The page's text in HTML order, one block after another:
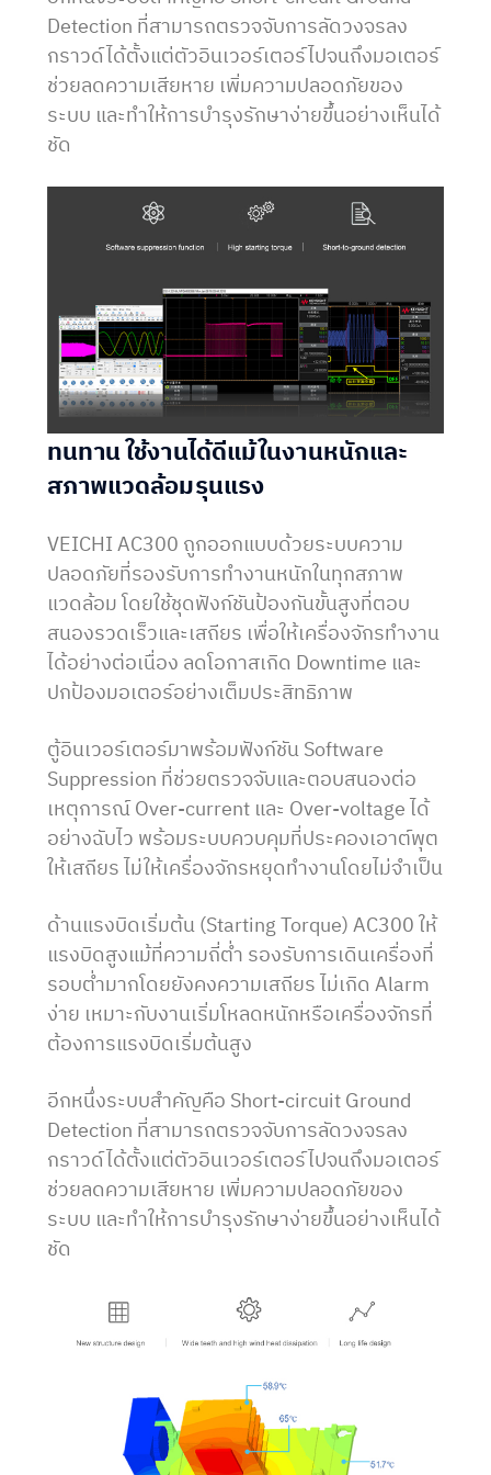
Detection ที่สามารถตรวจจับการลัดวงจรลง
กราวด์ได้ตั้งแต่ตัวอินเวอร์เตอร์ไปจนถึงมอเตอร์
ช่วยลดความเสียหาย เพิ่มความปลอดภัยของ
ระบบ และทำให้การบำรุงรักษาง่ายขึ้นอย่างเห็นได้
ชัด
ทนทาน ใช้งานได้ดีแม้ในงานหนักและ
สภาพแวดล้อมรุนแรง
VEICHI AC300 ถูกออกแบบด้วยระบบความ
ปลอดภัยที่รองรับการทำงานหนักในทุกสภาพ
แวดล้อม โดยใช้ชุดฟังก์ชันป้องกันขั้นสูงที่ตอบ
สนองรวดเร็วและเสถียร เพื่อให้เครื่องจักรทำงาน
ได้อย่างต่อเนื่อง ลดโอกาสเกิด Downtime และ
ปกป้องมอเตอร์อย่างเต็มประสิทธิภาพ
ตู้อินเวอร์เตอร์มาพร้อมฟังก์ชัน Software
Suppression ที่ช่วยตรวจจับและตอบสนองต่อ
เหตุการณ์ Over-current และ Over-voltage ได้
อย่างฉับไว พร้อมระบบควบคุมที่ประคองเอาต์พุต
ให้เสถียร ไม่ให้เครื่องจักรหยุดทำงานโดยไม่จำเป็น
ด้านแรงบิดเริ่มต้น (Starting Torque) AC300 ให้
แรงบิดสูงแม้ที่ความถี่ต่ำ รองรับการเดินเครื่องที่
รอบต่ำมากโดยยังคงความเสถียร ไม่เกิด Alarm
ง่าย เหมาะกับงานเริ่มโหลดหนักหรือเครื่องจักรที่
ต้องการแรงบิดเริ่มต้นสูง
อีกหนึ่งระบบสำคัญคือ Short-circuit Ground
Detection ที่สามารถตรวจจับการลัดวงจรลง
กราวด์ได้ตั้งแต่ตัวอินเวอร์เตอร์ไปจนถึงมอเตอร์
ช่วยลดความเสียหาย เพิ่มความปลอดภัยของ
ระบบ และทำให้การบำรุงรักษาง่ายขึ้นอย่างเห็นได้
ชัด